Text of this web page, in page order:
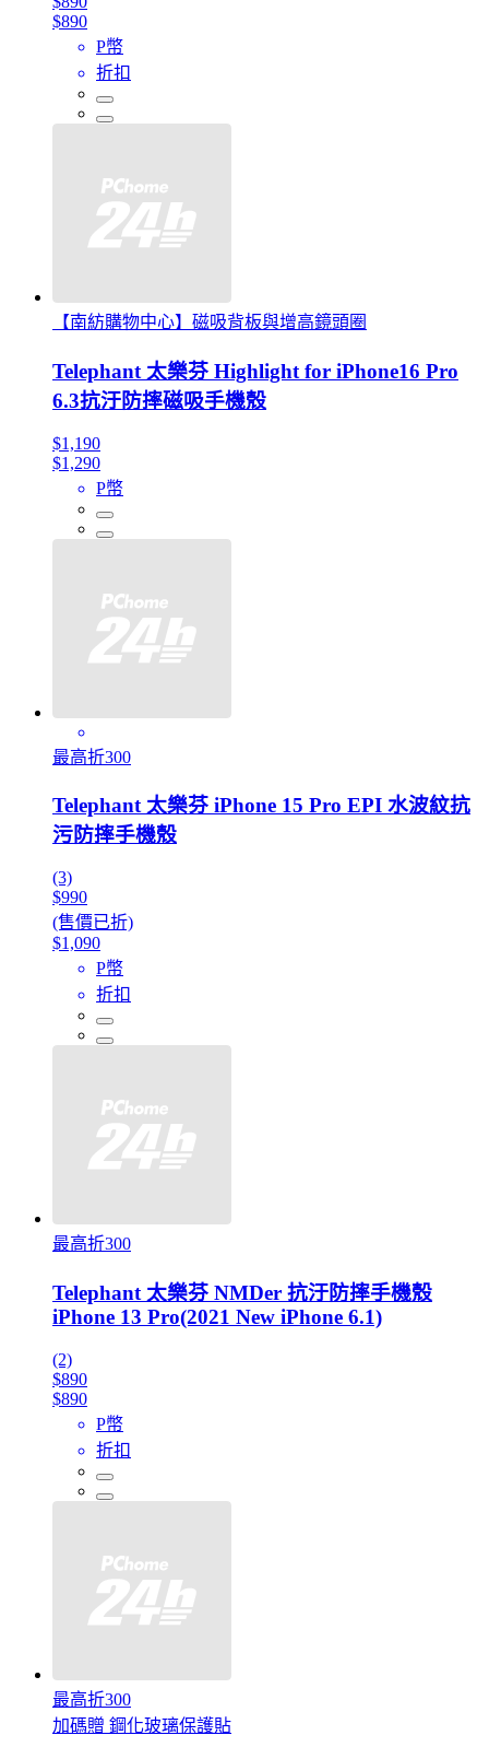
$890
P幣
折扣
【南紡購物中心】磁吸背板與增高鏡頭圈
Telephant 太樂芬 Highlight for iPhone16 Pro
6.3抗汙防摔磁吸手機殼
$1,190
$1,290
P幣
最高折300
Telephant 太樂芬 iPhone 15 Pro EPI 水波紋抗
污防摔手機殼
(3)
$990
(售價已折)
$1,090
P幣
折扣
最高折300
Telephant 太樂芬 NMDer 抗汙防摔手機殼
iPhone 13 Pro(2021 New iPhone 6.1)
(2)
$890
$890
P幣
折扣
最高折300
加碼贈 鋼化玻璃保護貼